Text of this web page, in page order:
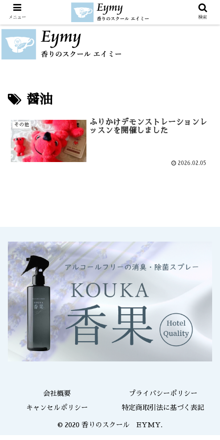
醤油
その他
ふりかけデモンストレーションレ
ッスンを開催しました
2026.02.05
会社概要 プライバシーポリシー
キャンセルポリシー 特定商取引法に基づく表記
© 2020 香りのスクール EYMY.
メニュー 検索